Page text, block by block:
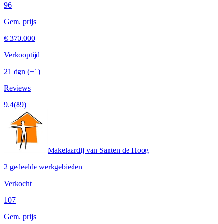
96
Gem. prijs
€ 370.000
Verkooptijd
21 dgn (+1)
Reviews
9.4(89)
Makelaardij van Santen de Hoog
2 gedeelde werkgebieden
Verkocht
107
Gem. prijs